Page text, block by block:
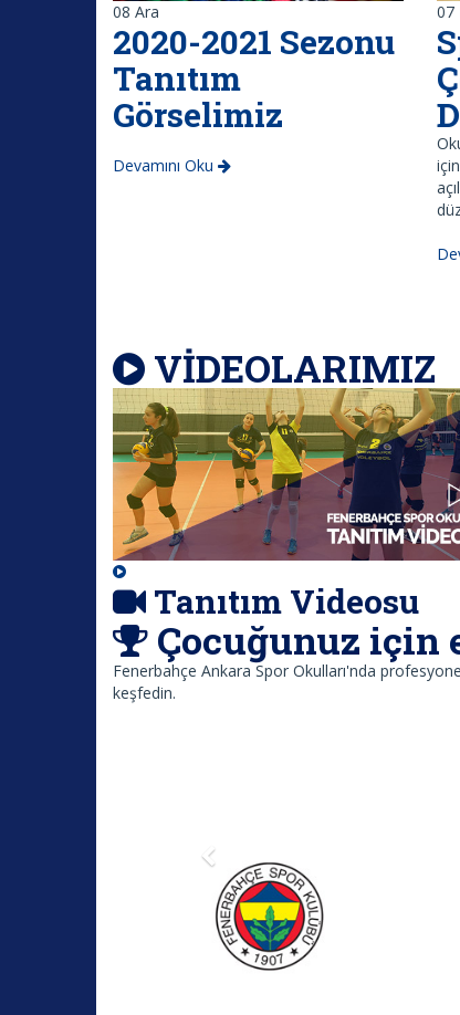
08 Ara
2020-2021 Sezonu
Tanıtım
Görselimiz
Devamını Oku
07
VİDEOLARIMIZ
Tanıtım Videosu
Çocuğunuz için
Fenerbahçe Ankara Spor Okulları'nda
keşfedin.